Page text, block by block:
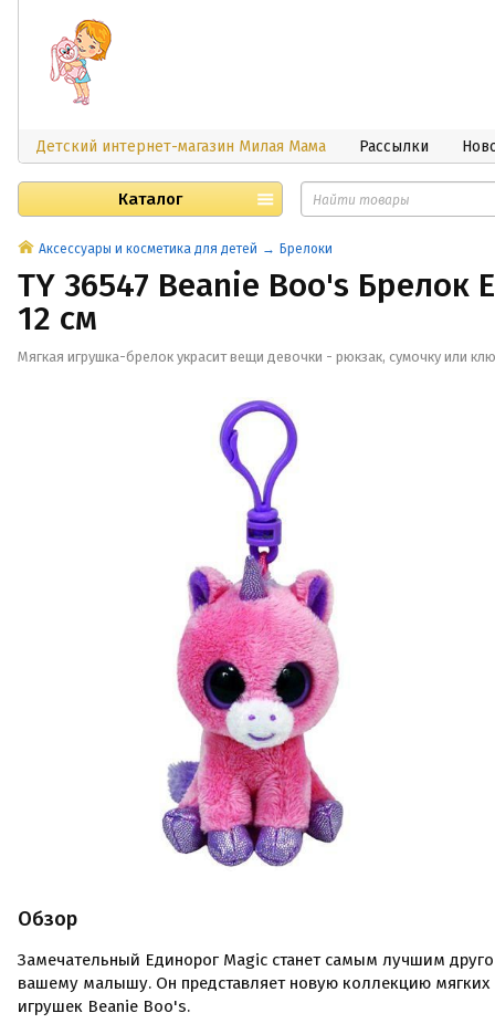
Детский интернет-магазин Милая Мама Рассылки
Каталог
Аксессуары и косметика для детей Брелоки
TY 36547 Beanie Boo's Брелок
12 см
Мягкая игрушка-брелок украсит вещи девочки - рюкзак, сумочку или
Обзор
Замечательный Единорог Magic станет самым лучшим
вашему малышу. Он представляет новую коллекцию мягких
игрушек Beanie Boo's.